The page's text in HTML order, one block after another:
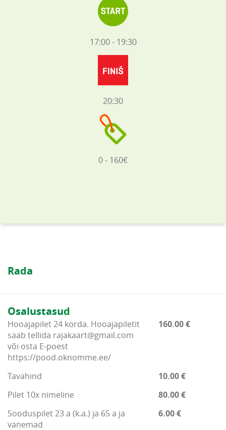
17:00 - 19:30
20:30
0 - 160€
Rada
Osalustasud
Hooajapilet 24 korda. Hooajapiletit
saab tellida rajakaart@gmail.com
või osta E-poest
https://pood.oknomme.ee/
160.00 €
Tavahind
10.00 €
Pilet 10x nimeline
80.00 €
Sooduspilet 23 a (k.a.) ja 65 a ja
vanemad
6.00 €